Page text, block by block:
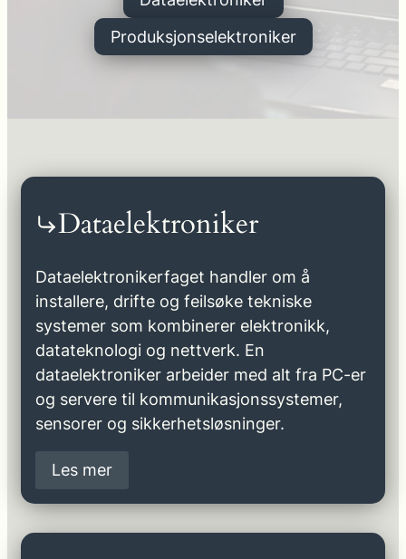
Produksjonselektroniker
Dataelektroniker
Dataelektronikerfaget handler om å
installere, drifte og feilsøke tekniske
systemer som kombinerer elektronikk,
datateknologi og nettverk. En
dataelektroniker arbeider med alt fra PC-er
og servere til kommunikasjonssystemer,
sensorer og sikkerhetsløsninger.
Les mer